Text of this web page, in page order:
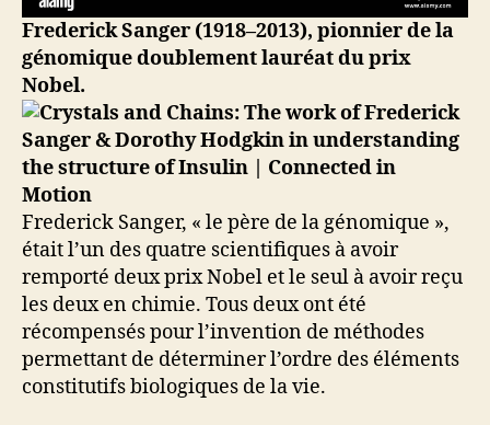
Frederick Sanger (1918–2013), pionnier de la
génomique doublement lauréat du prix
Nobel.
Frederick Sanger, « le père de la génomique »,
était l’un des quatre scientifiques à avoir
remporté deux prix Nobel et le seul à avoir reçu
les deux en chimie. Tous deux ont été
récompensés pour l’invention de méthodes
permettant de déterminer l’ordre des éléments
constitutifs biologiques de la vie.